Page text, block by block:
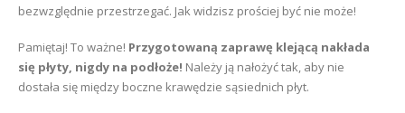
bezwzględnie przestrzegać. Jak widzisz prościej być nie może!
Pamiętaj! To ważne! Przygotowaną zaprawę klejącą nakłada
się płyty, nigdy na podłoże! Należy ją nałożyć tak, aby nie
dostała się między boczne krawędzie sąsiednich płyt.